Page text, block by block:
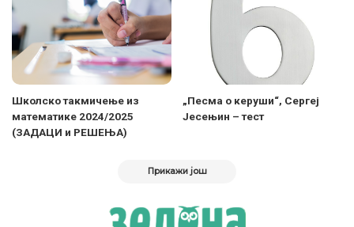
Школско такмичење из
математике 2024/2025
(ЗАДАЦИ и РЕШЕЊА)
„Песма о керуши“, Сергеј
Јесењин – тест
Прикажи још